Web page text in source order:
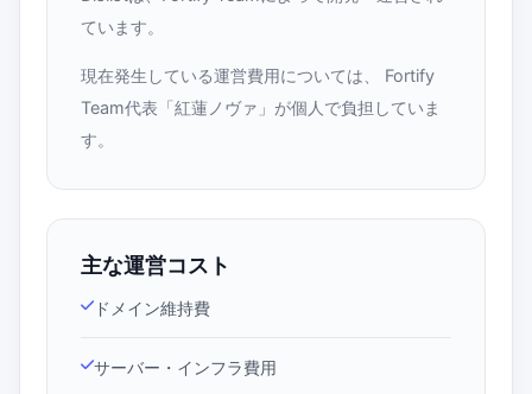
ています。
現在発生している運営費用については、 Fortify
Team代表「紅蓮ノヴァ」が個人で負担していま
す。
主な運営コスト
ドメイン維持費
サーバー・インフラ費用